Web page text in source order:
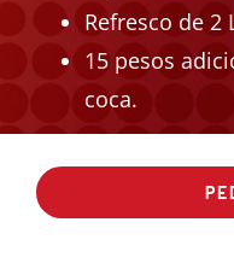
Refresco de 2
15 pesos
coca.